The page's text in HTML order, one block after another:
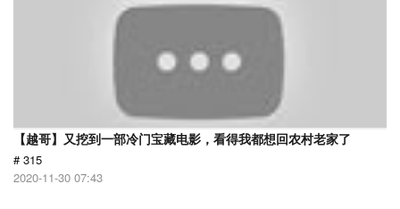
【越哥】又挖到一部冷门宝藏电影，看得我都想回农村老家了
# 315
2020-11-30 07:43